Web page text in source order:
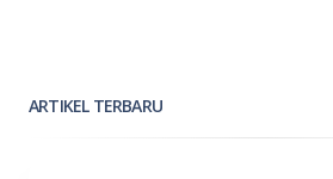
ARTIKEL TERBARU